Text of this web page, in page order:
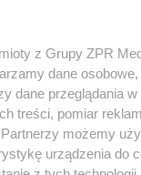
z Grupy ZPR
dane
dane przeglądania
treści, pomiar
możemy
urządzenia do